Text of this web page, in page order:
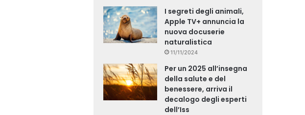
I segreti degli animali,
Apple TV+ annuncia la
nuova docuserie
naturalistica
11/11/2024
Per un 2025 all’insegna
della salute e del
benessere, arriva il
decalogo degli esperti
dell’Iss